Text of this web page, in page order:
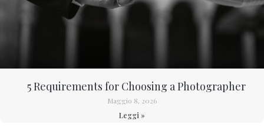
5 Requirements for Choosing a Photographer
Maggio 8, 2026
Leggi »